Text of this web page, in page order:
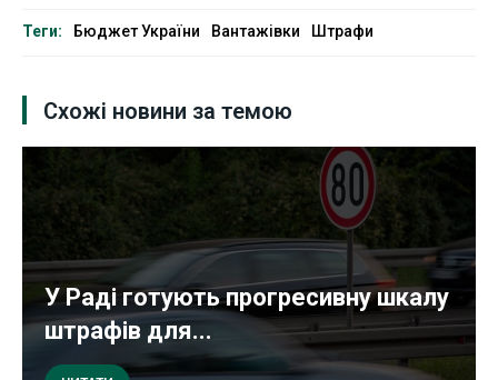
Теги: Бюджет України Вантажівки Штрафи
Схожі новини за темою
У Раді готують прогресивну шкалу
штрафів для...